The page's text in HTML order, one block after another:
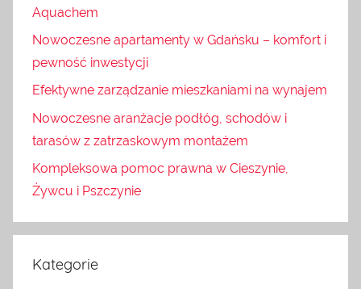
Aquachem
Nowoczesne apartamenty w Gdańsku – komfort i
pewność inwestycji
Efektywne zarządzanie mieszkaniami na wynajem
Nowoczesne aranżacje podłóg, schodów i
tarasów z zatrzaskowym montażem
Kompleksowa pomoc prawna w Cieszynie,
Żywcu i Pszczynie
Kategorie